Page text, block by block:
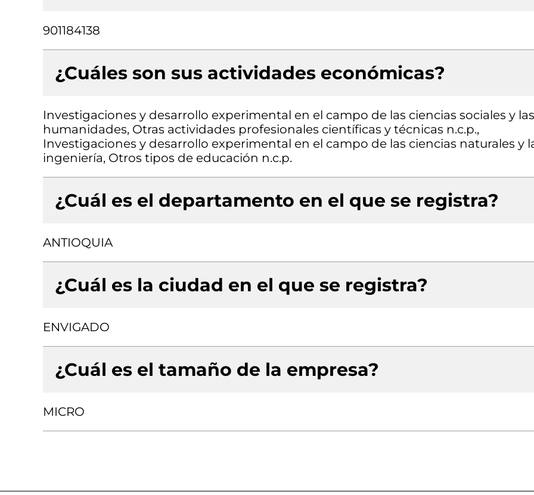
901184138
¿Cuáles son sus actividades económicas?
Investigaciones y desarrollo experimental en el campo de las ciencias sociales y las
humanidades, Otras actividades profesionales científicas y técnicas n.c.p.,
Investigaciones y desarrollo experimental en el campo de las ciencias naturales y
ingeniería, Otros tipos de educación n.c.p.
¿Cuál es el departamento en el que se registra?
ANTIOQUIA
¿Cuál es la ciudad en el que se registra?
ENVIGADO
¿Cuál es el tamaño de la empresa?
MICRO